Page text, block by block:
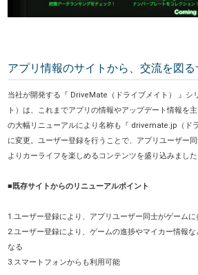
アプリ情報のサイトから、交流を図
当社が開発する『 DriveMate（ドライブメイト） 』シ
ト）は、これまでアプリの情報やアップデート情報を
の大幅リニューアルにより名称も『 drivemate.jp（ド
に変更。ユーザー登録を行うことで、アプリユーザー
よりカーライフを楽しめるコンテンツを盛り込みました
■既存サイトからのリニューアルポイント
1.ユーザー登録により、アプリユーザー同士がゲームに
2.ユーザー登録により、ゲームの進捗やマイカー情報
なる
3.スマートフォンからも利用可能